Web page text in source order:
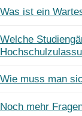
Was ist ein
Welche
Wie muss man
Noch mehr